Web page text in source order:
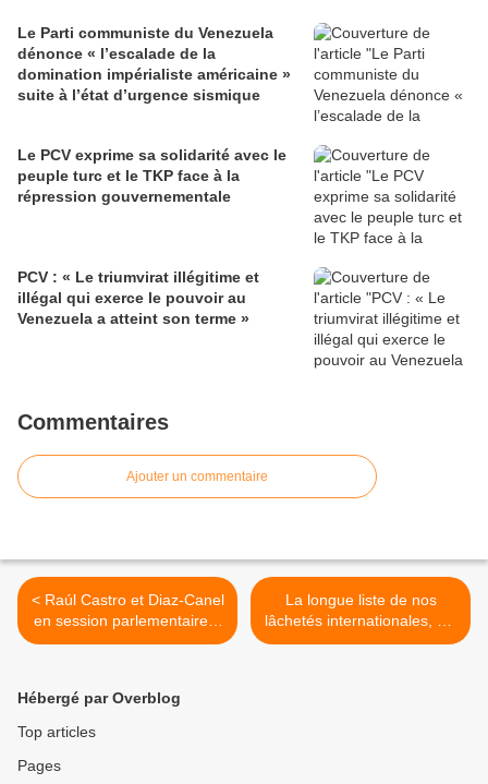
Le Parti communiste du Venezuela
dénonce « l’escalade de la
domination impérialiste américaine »
suite à l’état d’urgence sismique
Le PCV exprime sa solidarité avec le
peuple turc et le TKP face à la
répression gouvernementale
PCV : « Le triumvirat illégitime et
illégal qui exerce le pouvoir au
Venezuela a atteint son terme »
Commentaires
Ajouter un commentaire
< Raúl Castro et Diaz-Canel
en session parlementaire à
Cuba
La longue liste de nos
lâchetés internationales, qui
façonnent une politique… >
Hébergé par Overblog
Top articles
Pages